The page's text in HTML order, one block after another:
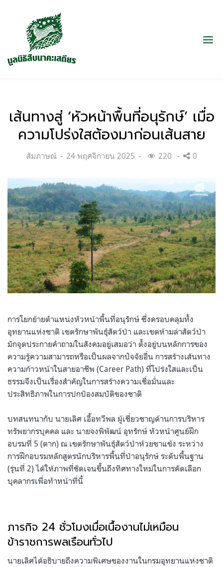
เส้นทางสู่ ‘หัวหน้าพื้นที่อนุรักษ์’ เมื่อ
ความโปร่งใสต้องมาก่อนเส้นสาย
Categories:
สัมภาษณ์
Posted
24 พฤศจิกายน 2025 220 0
การโยกย้ายตำแหน่งหัวหน้าพื้นที่อนุรักษ์ ซึ่งครอบคลุมทั้ง
อุทยานแห่งชาติ เขตรักษาพันธุ์สัตว์ป่า และเขตห้ามล่าสัตว์ป่า
มักจุดประกายคำถามในสังคมอยู่เสมอว่า ตั้งอยู่บนหลักการของ
ความรู้ความสามารถหรือเป็นผลจากปัจจัยอื่น การสร้างเส้นทาง
ความก้าวหน้าในสายอาชีพ (Career Path) ที่โปร่งใสและเป็น
ธรรมจึงเป็นเรื่องสำคัญในการสร้างความเชื่อมั่นและ
ประสิทธิภาพในการปกป้องสมบัติของชาติ
บทสนทนากับ นายเลิศ เอื้อทวีพล ผู้เชี่ยวชาญด้านการบริหาร
ทรัพยากรบุคคล และ นายจงพิพัฒน์ อุทรักษ์ หัวหน้าศูนย์ฝึก
อบรมที่ 5 (ตาก) ณ เขตรักษาพันธุ์สัตว์ป่าห้วยขาแข้ง ระหว่าง
การฝึกอบรมหลักสูตรนักบริหารพื้นที่ป่าอนุรักษ์ ระดับพื้นฐาน
(รุ่นที่ 2) ได้ให้ภาพที่ชัดเจนขึ้นถึงทิศทางใหม่ในการคัดเลือก
บุคลากรเพื่อทำหน้าที่นี้
ภารกิจ 24 ชั่วโมงเมื่อเนื้องานไม่เหมือน
ข้าราชการพลเรือนทั่วไป
นายเลิศได้อธิบายถึงความพิเศษของงานในกรมอุทยานแห่งชาติ